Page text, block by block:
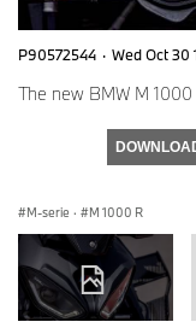
P90572544 · Wed Oct 30
The new BMW M 1000
M-serie · M 1000 R